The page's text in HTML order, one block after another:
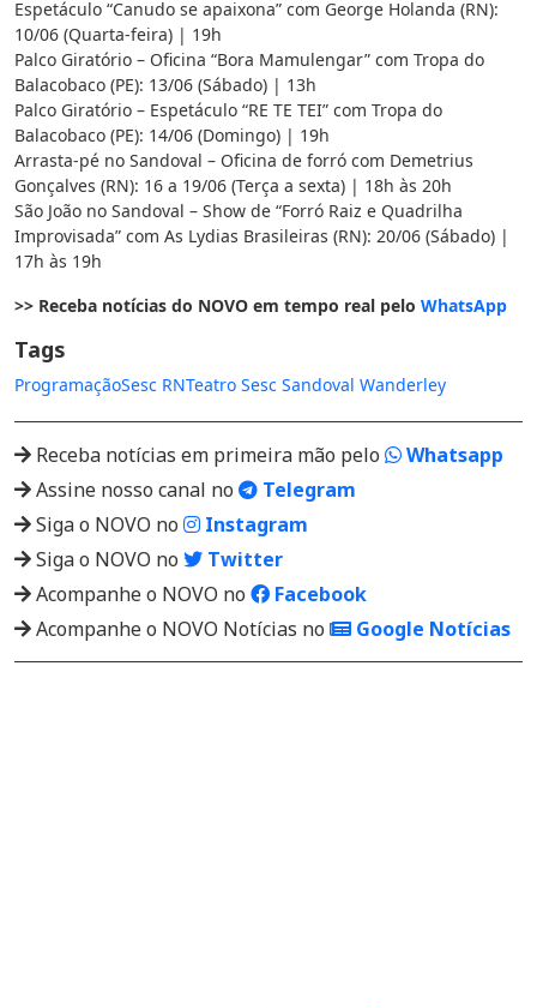
Espetáculo “Canudo se apaixona” com George Holanda (RN):
10/06 (Quarta-feira) | 19h
Palco Giratório – Oficina “Bora Mamulengar” com Tropa do
Balacobaco (PE): 13/06 (Sábado) | 13h
Palco Giratório – Espetáculo “RE TE TEI” com Tropa do
Balacobaco (PE): 14/06 (Domingo) | 19h
Arrasta-pé no Sandoval – Oficina de forró com Demetrius
Gonçalves (RN): 16 a 19/06 (Terça a sexta) | 18h às 20h
São João no Sandoval – Show de “Forró Raiz e Quadrilha
Improvisada” com As Lydias Brasileiras (RN): 20/06 (Sábado) |
17h às 19h
>> Receba notícias do NOVO em tempo real pelo WhatsApp
Tags
ProgramaçãoSesc RNTeatro Sesc Sandoval Wanderley
Receba notícias em primeira mão pelo
Whatsapp
Assine nosso canal no
Telegram
Siga o NOVO no
Instagram
Siga o NOVO no
Twitter
Acompanhe o NOVO no
Facebook
Acompanhe o NOVO Notícias no
Google Notícias